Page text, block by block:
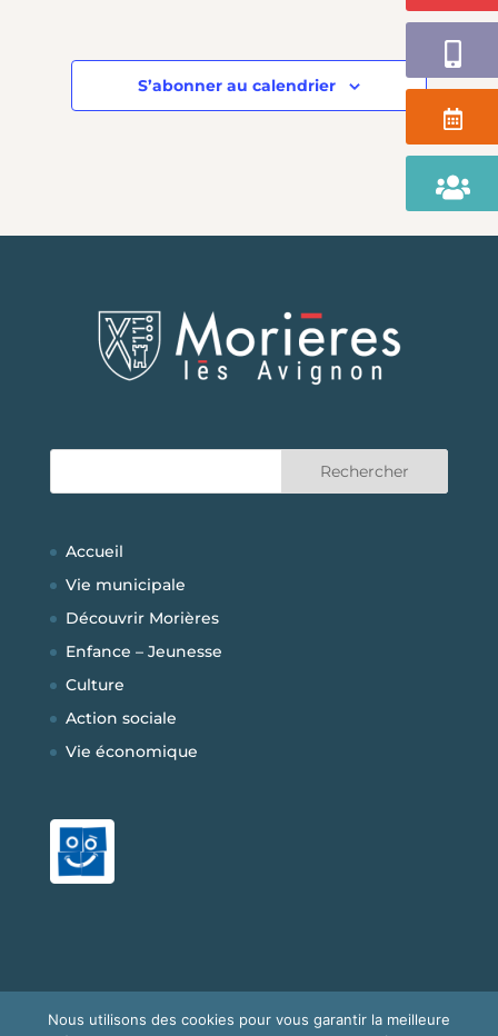
S’abonner au calendrier
Accueil
Vie municipale
Découvrir Morières
Enfance – Jeunesse
Culture
Action sociale
Vie économique
Copyright © 2026Mairie de Morières-les-
Application
Agenda
Portail
Famille
Nous utilisons des cookies pour vous garantir la meilleure